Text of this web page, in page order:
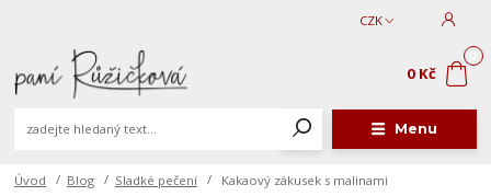
Menu
CZK
0 Kč
Úvod Blog Sladké pečení Kakaový zákusek s malinami